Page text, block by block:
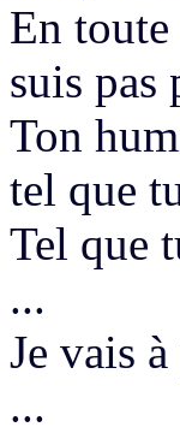
En
suis pas
Ton
tel que
Tel que
...
Je vais
...